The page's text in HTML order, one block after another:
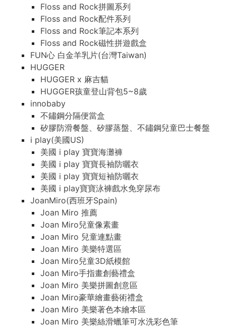
Floss and Rock拼圖系列
Floss and Rock配件系列
Floss and Rock筆記本系列
Floss and Rock磁性拼遊戲盒
FUN心 白金羊乳片(台灣Taiwan)
HUGGER
HUGGER x 麻吉貓
HUGGER孩童登山背包5~8歲
innobaby
不鏽鋼分隔便當盒
矽膠防滑餐盤、矽膠蒸盤、不鏽鋼兒童巴士餐盤
i play(美國US)
美國 i play 寶寶海灘褲
美國 i play 寶寶長袖防曬衣
美國 i play 寶寶短袖防曬衣
美國 i play寶寶泳褲戲水免穿尿布
JoanMiro(西班牙Spain)
Joan Miro 推薦
Joan Miro兒童像素畫
Joan Miro 兒童連點畫
Joan Miro 美樂特選區
Joan Miro兒童3D紙模館
Joan Miro手指畫創藝禮盒
Joan Miro 美樂拼圖創意區
Joan Miro豪華繪畫藝術禮盒
Joan Miro 美樂著色本繪本區
Joan Miro 美樂絲滑蠟筆可水洗彩色筆